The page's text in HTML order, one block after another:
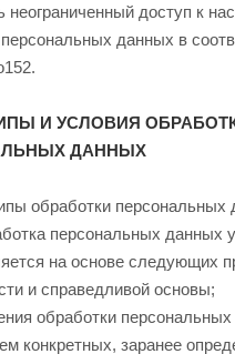
неограниченный доступ к
данных в
И УСЛОВИЯ
ДАННЫХ
обработки персональных
персональных данных
на основе следующих
и справедливой основы;
обработки
конкретных, заранее